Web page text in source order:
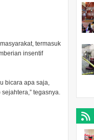
termasuk
insentif
bicara apa saja,
tegasnya.